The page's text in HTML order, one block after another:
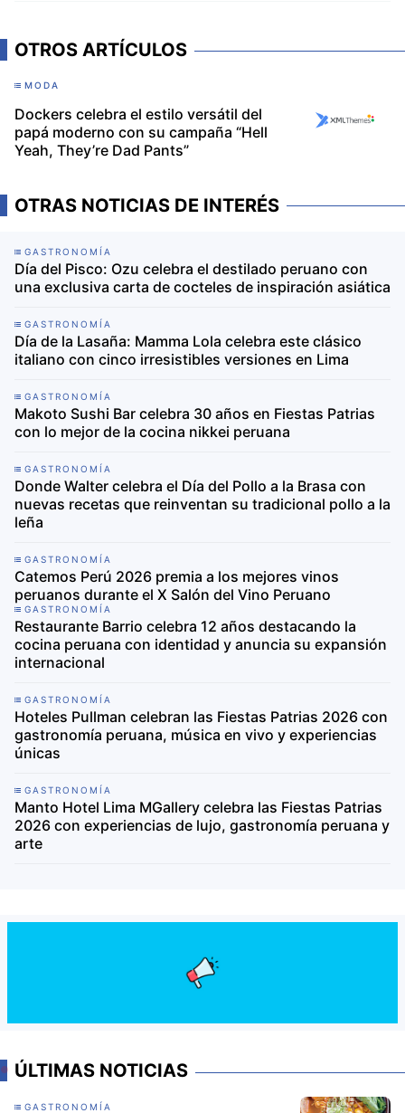
OTROS ARTÍCULOS
MODA
Dockers celebra el estilo versátil del
papá moderno con su campaña “Hell
Yeah, They’re Dad Pants”
OTRAS NOTICIAS DE INTERÉS
GASTRONOMÍA
Día del Pisco: Ozu celebra el destilado peruano con
una exclusiva carta de cocteles de inspiración asiática
GASTRONOMÍA
Día de la Lasaña: Mamma Lola celebra este clásico
italiano con cinco irresistibles versiones en Lima
GASTRONOMÍA
Makoto Sushi Bar celebra 30 años en Fiestas Patrias
con lo mejor de la cocina nikkei peruana
GASTRONOMÍA
Donde Walter celebra el Día del Pollo a la Brasa con
nuevas recetas que reinventan su tradicional pollo a la
leña
GASTRONOMÍA
Catemos Perú 2026 premia a los mejores vinos
peruanos durante el X Salón del Vino Peruano
GASTRONOMÍA
Restaurante Barrio celebra 12 años destacando la
cocina peruana con identidad y anuncia su expansión
internacional
GASTRONOMÍA
Hoteles Pullman celebran las Fiestas Patrias 2026 con
gastronomía peruana, música en vivo y experiencias
únicas
GASTRONOMÍA
Manto Hotel Lima MGallery celebra las Fiestas Patrias
2026 con experiencias de lujo, gastronomía peruana y
arte
ÚLTIMAS NOTICIAS
GASTRONOMÍA